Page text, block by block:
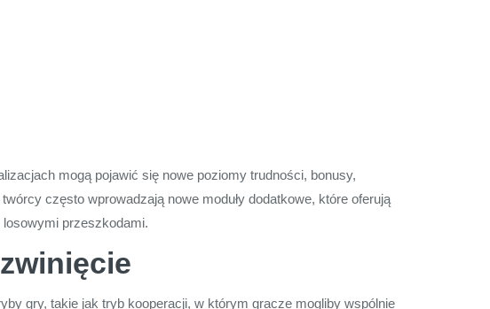
mogą pojawić się nowe poziomy trudności, bonusy,
często wprowadzają nowe moduły dodatkowe, które oferują
przeszkodami.
gry, takie jak tryb kooperacji, w którym gracze mogliby wspólnie